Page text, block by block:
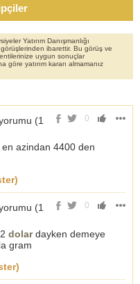
Yatırım Danışmanlığı
görüşlerinden ibarettir. Bu görüş ve
uygun sonuçlar
göre yatırım kararı almamanız
0
(1
azindan 4400 den
0
(1
dolardayken demeye
gram